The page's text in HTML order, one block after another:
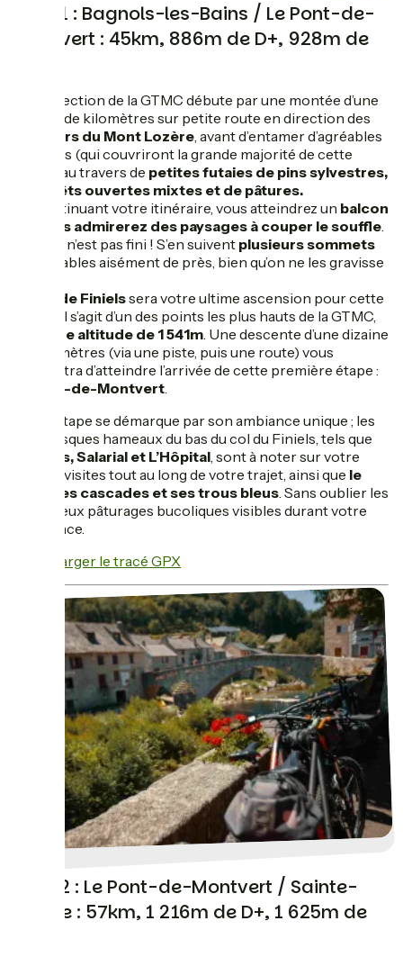
Jour 1 : Bagnols-les-Bains / Le Pont-de-
Montvert : 45km, 886m de D+, 928m de
Cette section de la GTMC débute par une montée d’une
dizaine de kilomètres sur petite route en direction des
hauteurs du Mont Lozère, avant d’entamer d’agréables
chemins (qui couvriront la grande majorité de cette
étape), au travers de petites futaies de pins sylvestres,
de forêts ouvertes mixtes et de pâtures.
En continuant votre itinéraire, vous atteindrez un balcon
où vous admirerez des paysages à couper le souffle.
Mais ce n’est pas fini ! S’en suivent plusieurs sommets
observables aisément de près, bien qu’on ne les gravisse
col de Finielssera votre ultime ascension pour cette
étape ; il s’agit d’un des points les plus hauts de la GTMC,
une altitude de 1 541m. Une descente d’une dizaine
de kilomètres (via une piste, puis une route) vous
permettra d’atteindre l’arrivée de cette première étape :
le Pont-de-Montvert.
Cette étape se démarque par son ambiance unique ; les
pittoresques hameaux du bas du col du Finiels, tels que
Le Cros, Salarial et L’Hôpital, sont à noter sur votre
liste de visites tout au long de votre trajet, ainsi que le
Tarn, ses cascades et ses trous bleus. Sans oublier les
nombreux pâturages bucoliques visibles durant votre
itinérance.
Télécharger le tracé GPX
Jour 2 : Le Pont-de-Montvert / Sainte-
Enimie : 57km, 1 216m de D+, 1 625m de